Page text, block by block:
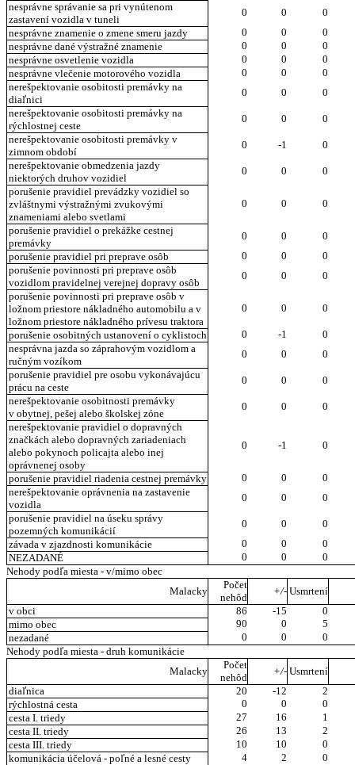
nesprávne správanie sa pri vynútenom
zastavení vozidla v tuneli
0 0
0
nesprávne znamenie o zmene smeru jazdy
0 0
0
nesprávne dané výstražné znamenie
0 0
0
nesprávne osvetlenie vozidla
0 0
0
nesprávne vlečenie motorového vozidla
0 0
0
nerešpektovanie osobitosti premávky na
diaľnici
0 0
0
nerešpektovanie osobitosti premávky na
rýchlostnej ceste
0 0
0
nerešpektovanie osobitosti premávky v
zimnom období
0 -1
0
nerešpektovanie obmedzenia jazdy
niektorých druhov vozidiel
0 0
0
porušenie pravidiel prevádzky vozidiel so
zvláštnymi výstražnými zvukovými
znameniami alebo svetlami
0 0 0
porušenie pravidiel o prekážke cestnej
premávky
0 0
0
porušenie pravidiel pri preprave osôb
0 0
0
porušenie povinnosti pri preprave osôb
vozidlom pravidelnej verejnej dopravy osôb
0 0
0
porušenie povinnosti pri preprave osôb v
ložnom priestore nákladného automobilu a v
ložnom priestore nákladného prívesu traktora
0 0 0
porušenie osobitných ustanovení o cyklistoch 0 -1
0
nesprávna jazda so záprahovým vozidlom a
ručným vozíkom
0 0
0
porušenie pravidiel pre osobu vykonávajúcu
prácu na ceste
0 0
0
nerešpektovanie osobitnosti premávky
v obytnej, pešej alebo školskej zóne
0 0
0
nerešpektovanie pravidiel o dopravných
značkách alebo dopravných zariadeniach
alebo pokynoch policajta alebo inej
oprávnenej osoby
0 -1 0
porušenie pravidiel riadenia cestnej premávky 0 0
0
nerešpektovanie oprávnenia na zastavenie
vozidla
0 0
0
porušenie pravidiel na úseku správy
pozemných komunikácií
0 0
0
závada v zjazdnosti komunikácie
0 0
0
NEZADANÉ
0 0
0
Nehody podľa miesta - v/mimo obec
Malacky
Počet
nehôd
+/- Usmrtení
v obci
86 -15
0
mimo obec
90 0
5
nezadané
0 0
0
Nehody podľa miesta - druh komunikácie
Malacky
Počet
nehôd
+/- Usmrtení
diaľnica
20 -12
2
rýchlostná cesta
0 0
0
cesta I. triedy
27 16
1
cesta II. triedy
26 13
2
cesta III. triedy
10 10
0
komunikácia účelová - poľné a lesné cesty
4 2
0